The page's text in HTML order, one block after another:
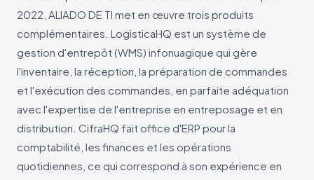
2022, ALIADO DE TI met en œuvre trois produits
complémentaires. LogisticaHQ est un système de
gestion d'entrepôt (WMS) infonuagique qui gère
l'inventaire, la réception, la préparation de commandes
et l'exécution des commandes, en parfaite adéquation
avec l'expertise de l'entreprise en entreposage et en
distribution. CifraHQ fait office d'ERP pour la
comptabilité, les finances et les opérations
quotidiennes, ce qui correspond à son expérience en